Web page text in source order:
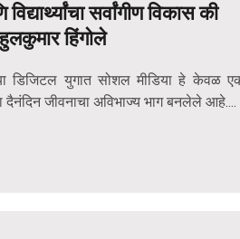
सर्वांगीण विकास की
हिंगोले
डिजिटल युगात सोशल मीडिया हे केवळ
दैनंदिन जीवनाचा अविभाज्य भाग बनलेले आहे....